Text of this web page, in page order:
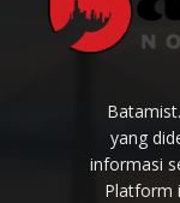
yang
informasi
Platform